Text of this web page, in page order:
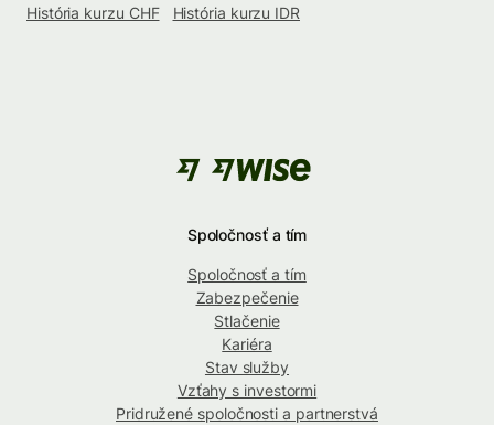
História kurzu CHF
História kurzu IDR
Spoločnosť a tím
Spoločnosť a tím
Zabezpečenie
Stlačenie
Kariéra
Stav služby
Vzťahy s investormi
Pridružené spoločnosti a partnerstvá